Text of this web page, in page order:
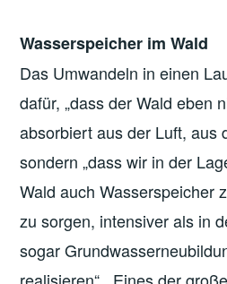
Wasserspeicher im Wald
Das Umwandeln in einen
dafür, „dass der Wald eben
absorbiert aus der Luft, aus
sondern „dass wir in der
Wald auch Wasserspeicher
zu sorgen, intensiver als in
sogar
realisieren“. Eines der